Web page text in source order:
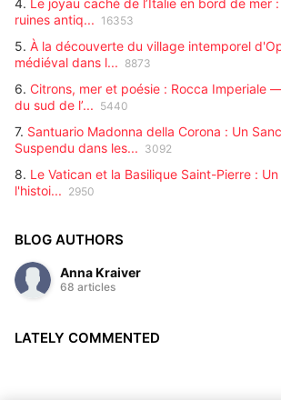
4. Le joyau caché de l’Italie en bord de mer
ruines antiq... 16353
5. À la découverte du village intemporel
médiéval dans l... 8873
6. Citrons, mer et poésie : Rocca Imperiale
du sud de l’... 5440
7. Santuario Madonna della Corona : Un
Suspendu dans les... 3092
8. Le Vatican et la Basilique Saint-Pierre :
l'histoi... 2950
BLOG AUTHORS
Anna Kraiver
68 articles
LATELY COMMENTED